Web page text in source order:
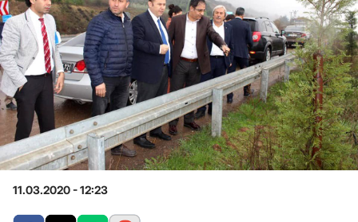
11.03.2020 - 12:23